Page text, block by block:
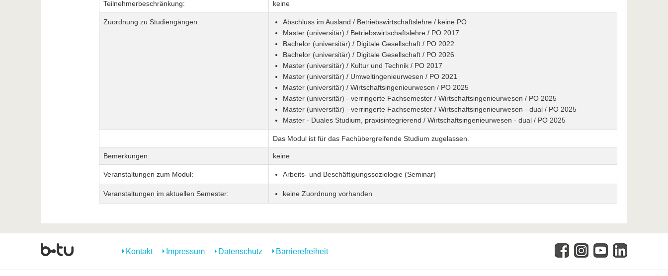
Teilnehmerbeschränkung: keine
Zuordnung zu Studiengängen:
Abschluss im Ausland / Betriebswirtschaftslehre / keine PO
Master (universitär) / Betriebswirtschaftslehre / PO 2017
Bachelor (universitär) / Digitale Gesellschaft / PO 2022
Bachelor (universitär) / Digitale Gesellschaft / PO 2026
Master (universitär) / Kultur und Technik / PO 2017
Master (universitär) / Umweltingenieurwesen / PO 2021
Master (universitär) / Wirtschaftsingenieurwesen / PO 2025
Master (universitär) - verringerte Fachsemester / Wirtschaftsingenieurwesen / PO 2025
Master (universitär) - verringerte Fachsemester / Wirtschaftsingenieurwesen - dual / PO 2025
Master - Duales Studium, praxisintegrierend / Wirtschaftsingenieurwesen - dual / PO 2025
Das Modul ist für das Fachübergreifende Studium zugelassen.
Bemerkungen: keine
Veranstaltungen zum Modul: Arbeits- und Beschäftigungssoziologie (Seminar)
Veranstaltungen im aktuellen Semester: keine Zuordnung vorhanden
Kontakt Impressum Datenschutz Barrierefreiheit